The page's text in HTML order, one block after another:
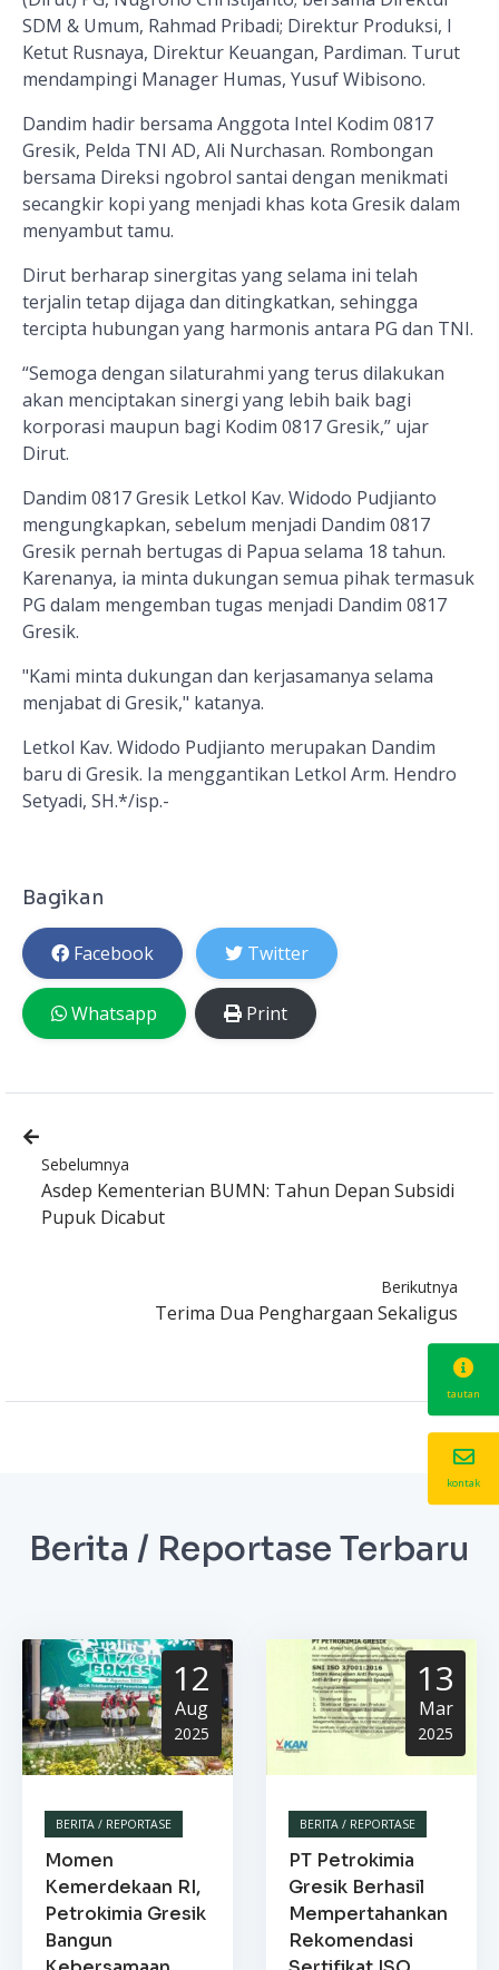
SDM & Umum, Rahmad Pribadi; Direktur Produksi, I
Ketut Rusnaya, Direktur Keuangan, Pardiman. Turut
mendampingi Manager Humas, Yusuf Wibisono.
Dandim hadir bersama Anggota Intel Kodim 0817
Gresik, Pelda TNI AD, Ali Nurchasan. Rombongan
bersama Direksi ngobrol santai dengan menikmati
secangkir kopi yang menjadi khas kota Gresik dalam
menyambut tamu.
Dirut berharap sinergitas yang selama ini telah
terjalin tetap dijaga dan ditingkatkan, sehingga
tercipta hubungan yang harmonis antara PG dan TNI.
“Semoga dengan silaturahmi yang terus dilakukan
akan menciptakan sinergi yang lebih baik bagi
korporasi maupun bagi Kodim 0817 Gresik,” ujar
Dirut.
Dandim 0817 Gresik Letkol Kav. Widodo Pudjianto
mengungkapkan, sebelum menjadi Dandim 0817
Gresik pernah bertugas di Papua selama 18 tahun.
Karenanya, ia minta dukungan semua pihak termasuk
PG dalam mengemban tugas menjadi Dandim 0817
Gresik.
"Kami minta dukungan dan kerjasamanya selama
menjabat di Gresik," katanya.
Letkol Kav. Widodo Pudjianto merupakan Dandim
baru di Gresik. Ia menggantikan Letkol Arm. Hendro
Setyadi, SH.*/isp.-
Bagikan
Facebook Twitter
Whatsapp Print
Sebelumnya
Asdep Kementerian BUMN: Tahun Depan Subsidi
Pupuk Dicabut
Berikutnya
Terima Dua Penghargaan Sekaligus
Berita / Reportase Terbaru
12
Aug
2025
BERITA / REPORTASE
Momen
Kemerdekaan RI,
Petrokimia Gresik
Bangun
13
Mar
2025
BERITA / REPORTASE
PT Petrokimia
Gresik Berhasil
Mempertahankan
Rekomendasi
tautan
kontak